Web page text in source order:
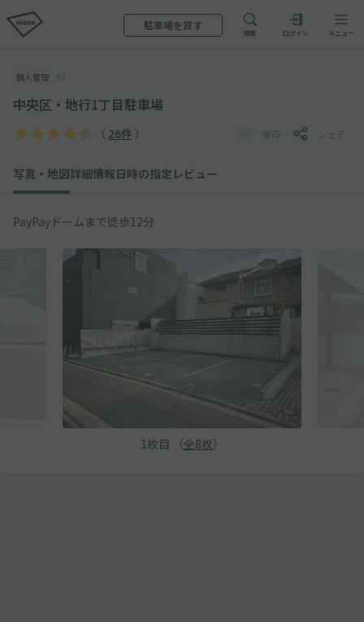
駐車場を貸す
検索 ログイン メニュー
個人管理
中央区・地行1丁目駐車場
（ 26件 ） 保存 シェア
写真・地図詳細情報日時の指定 レビュー
PayPayドームまで徒歩12分
1 枚目 （全8枚）